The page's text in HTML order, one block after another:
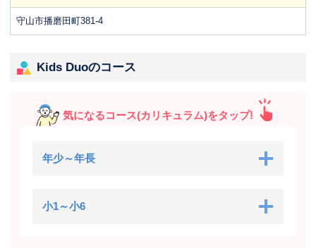
守山市播磨田町381-4
Kids Duoのコース
気になるコース(カリキュラム)をタップ!
年少～年長
小1～小6